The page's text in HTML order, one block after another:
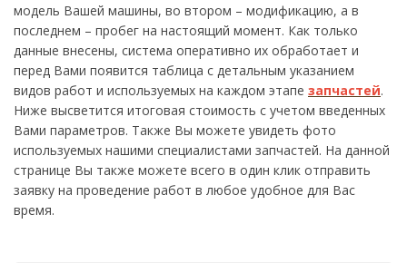
модель Вашей машины, во втором – модификацию, а в
последнем – пробег на настоящий момент. Как только
данные внесены, система оперативно их обработает и
перед Вами появится таблица с детальным указанием
видов работ и используемых на каждом этапе запчастей.
Ниже высветится итоговая стоимость с учетом введенных
Вами параметров. Также Вы можете увидеть фото
используемых нашими специалистами запчастей. На данной
странице Вы также можете всего в один клик отправить
заявку на проведение работ в любое удобное для Вас
время.